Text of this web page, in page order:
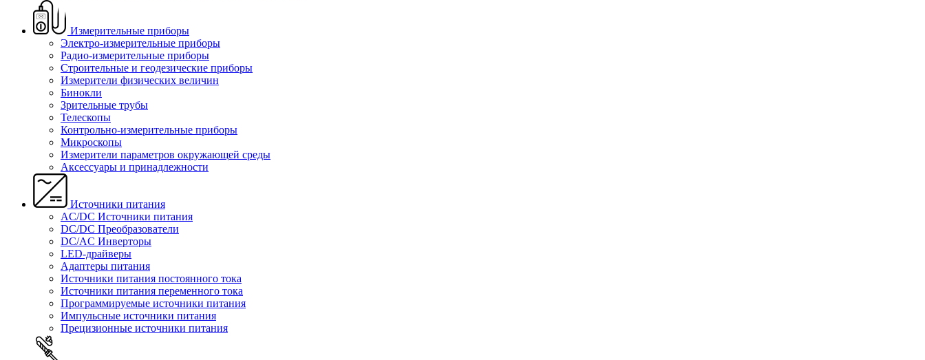
Измерительные приборы
Электро-измерительные приборы
Радио-измерительные приборы
Строительные и геодезические приборы
Измерители физических величин
Бинокли
Зрительные трубы
Телескопы
Контрольно-измерительные приборы
Микроскопы
Измерители параметров окружающей среды
Аксессуары и принадлежности
Источники питания
AC/DC Источники питания
DC/DC Преобразователи
DC/AC Инверторы
LED-драйверы
Адаптеры питания
Источники питания постоянного тока
Источники питания переменного тока
Программируемые источники питания
Импульсные источники питания
Прецизионные источники питания